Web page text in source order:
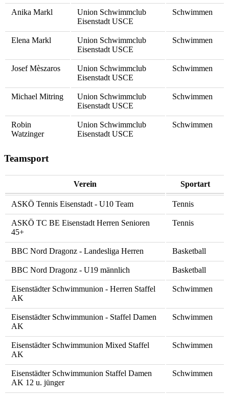
Anika Markl
Union Schwimmclub
Eisenstadt USCE
Schwimmen
Elena Markl
Union Schwimmclub
Eisenstadt USCE
Schwimmen
Josef Mèszaros
Union Schwimmclub
Eisenstadt USCE
Schwimmen
Michael Mitring
Union Schwimmclub
Eisenstadt USCE
Schwimmen
Robin
Watzinger
Union Schwimmclub
Eisenstadt USCE
Schwimmen
Teamsport
Verein Sportart
ASKÖ Tennis Eisenstadt - U10 Team Tennis
ASKÖ TC BE Eisenstadt Herren Senioren
45+
Tennis
BBC Nord Dragonz - Landesliga Herren Basketball
BBC Nord Dragonz - U19 männlich Basketball
Eisenstädter Schwimmunion - Herren Staffel
AK
Schwimmen
Eisenstädter Schwimmunion - Staffel Damen
AK
Schwimmen
Eisenstädter Schwimmunion Mixed Staffel
AK
Schwimmen
Eisenstädter Schwimmunion Staffel Damen
AK 12 u. jünger
Schwimmen